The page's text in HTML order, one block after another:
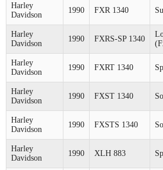
Harley
Davidson
1990 FXR 1340
Harley
Davidson
1990 FXRS-SP 1340
Harley
Davidson
1990 FXRT 1340
Harley
Davidson
1990 FXST 1340
Harley
Davidson
1990 FXSTS 1340
Harley
Davidson
1990 XLH 883